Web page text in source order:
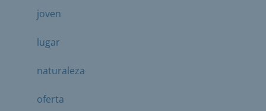
joven
lugar
naturaleza
oferta